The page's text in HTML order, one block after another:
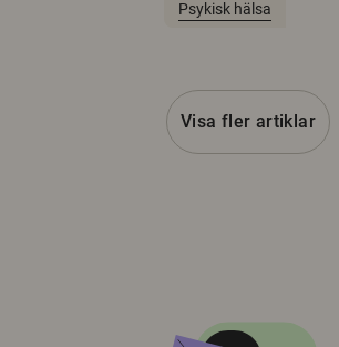
Psykisk hälsa
Visa fler artiklar